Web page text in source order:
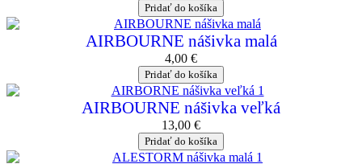
Pridať do košíka
AIRBOURNE nášivka malá
4,00 €
Pridať do košíka
AIRBOURNE nášivka veľká
13,00 €
Pridať do košíka